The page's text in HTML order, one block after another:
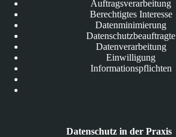
Auftragsverarbeitung
Berechtigtes Interesse
Datenminimierung
Datenschutzbeauftragte
Datenverarbeitung
Einwilligung
Informationspflichten
Datenschutz in der Praxis